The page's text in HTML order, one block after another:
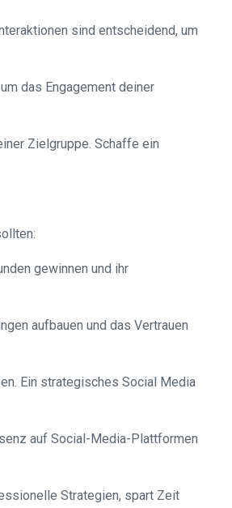
sind entscheidend, um
das Engagement deiner
Zielgruppe. Schaffe ein
gewinnen und ihr
aufbauen und das Vertrauen
Ein strategisches Social Media
auf Social-Media-Plattformen
Strategien, spart Zeit